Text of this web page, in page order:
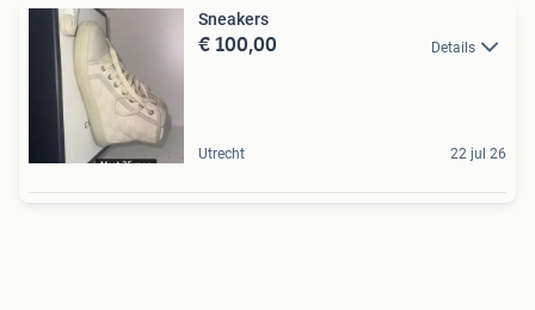
Sneakers
€ 100,00 Details
Utrecht 22 jul 26